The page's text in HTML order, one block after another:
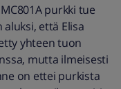
purkki tue
että Elisa
yhteen tuon
mutta ilmeisesti
on ettei purkista